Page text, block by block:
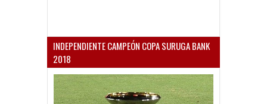
INDEPENDIENTE CAMPEÓN COPA SURUGA BANK
2018